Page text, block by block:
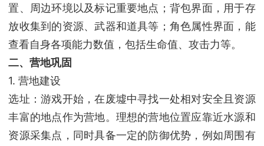
置、周边环境以及标记重要地点；背包界面，用于存
放收集到的资源、武器和道具等；角色属性界面，能
查看自身各项能力数值，包括生命值、攻击力等。
二、营地巩固
1. 营地建设
选址：游戏开始，在废墟中寻找一处相对安全且资源
丰富的地点作为营地。理想的营地位置应靠近水源和
资源采集点，同时具备一定的防御优势，例如周围有